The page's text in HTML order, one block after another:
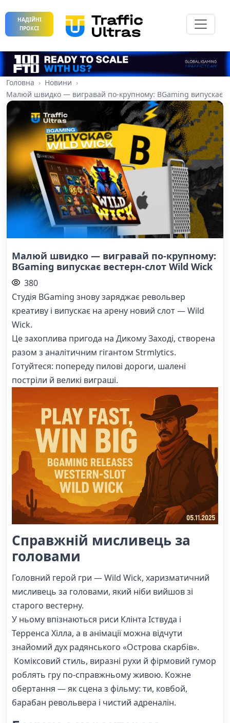
НАДІЙНІ
ПРОКСІ
Головна
Новини
Малюй швидко — вигравай по-крупному: BGaming випускає
Малюй швидко — вигравай по-крупному:
BGaming випускає вестерн-слот Wild Wick
380
Студія BGaming знову заряджає револьвер
креативу і випускає на арену новий слот — Wild
Wick.
Це захопливa пригода на Дикому Заході, створена
разом з аналітичним гігантом Strmlytics.
Готуйтеся: попереду пилові дороги, шалені
постріли й великі виграші.
Справжній мисливець за
головами
Головний герой гри — Wild Wick, харизматичний
мисливець за головами, який ніби вийшов зі
старого вестерну.
У ньому впізнаються риси Клінта Іствуда і
Терренса Хілла, а в анімації можна відчути
знайомий дух радянського «Острова скарбів».
Коміксовий стиль, виразні рухи й фірмовий гумор
роблять гру по-справжньому живою. Кожне
обертання — як сцена з фільму: ти, ковбой,
барабан револьвера і чистий адреналін.